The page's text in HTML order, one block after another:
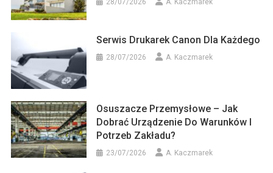
28/07/2026 A. Kaczmarek
Serwis Drukarek Canon Dla Każdego
28/07/2026 A. Kaczmarek
Osuszacze Przemysłowe – Jak
Dobrać Urządzenie Do Warunków I
Potrzeb Zakładu?
23/07/2026 A. Kaczmarek